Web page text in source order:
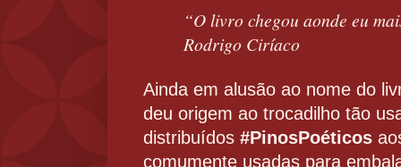
“O livro chegou aonde eu
Rodrigo Ciríaco
Ainda em alusão ao nome do
deu origem ao trocadilho tão
distribuídos #PinosPoéticos
comumente usadas para